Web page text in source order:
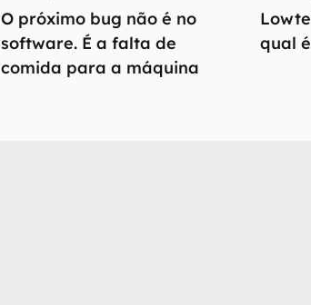
O próximo bug não é no
software. É a falta de
comida para a máquina
qual